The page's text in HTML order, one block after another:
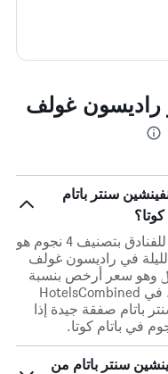
راديسون غولف
سنتر باتام
في باتام كوتا، يبلغ متوسط ​​سعر الليلة للفنادق بتصنيف 4 نجوم هو
في راديسون غولف
سنتر باتام حوالي 613 ﷼ وهو سعر أرخص بنسبة
196% من متوسط الأسعار في المدينة. في HotelsCombined
باتام صفقة جيدة إذا
سنتر باتام من